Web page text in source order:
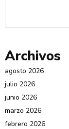
Archivos
agosto 2026
julio 2026
junio 2026
marzo 2026
febrero 2026